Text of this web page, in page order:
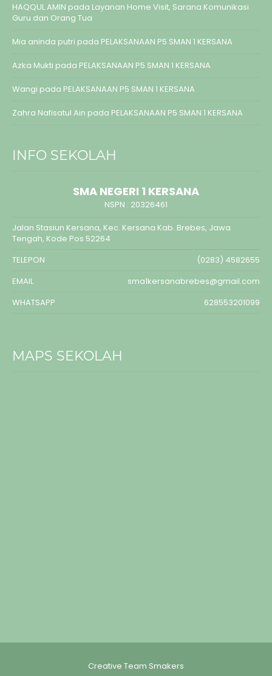
HAQQUL AMIN pada Layanan Home Visit, Sarana Komunikasi
Guru dan Orang Tua
Mia aninda putri pada PELAKSANAAN P5 SMAN 1 KERSANA
Azka Mukti pada PELAKSANAAN P5 SMAN 1 KERSANA
Wangi pada PELAKSANAAN P5 SMAN 1 KERSANA
Zahra Nafisatul Ain pada PELAKSANAAN P5 SMAN 1 KERSANA
INFO SEKOLAH
SMA NEGERI 1 KERSANA
NSPN : 20326461
Jalan Stasiun Kersana, Kec. Kersana Kab. Brebes, Jawa
Tengah, Kode Pos 52264
TELEPON
(0283) 4582655
EMAIL
sma1kersanabrebes@gmail.com
WHATSAPP
628553201099
MAPS SEKOLAH
Creative Team Smakers